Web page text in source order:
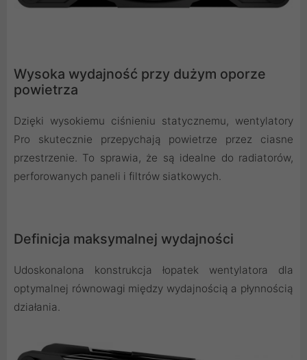
Wysoka wydajność przy dużym oporze
powietrza
Dzięki wysokiemu ciśnieniu statycznemu, wentylatory
Pro skutecznie przepychają powietrze przez ciasne
przestrzenie. To sprawia, że są idealne do radiatorów,
perforowanych paneli i filtrów siatkowych.
Definicja maksymalnej wydajności
Udoskonalona konstrukcja łopatek wentylatora dla
optymalnej równowagi między wydajnością a płynnością
działania.